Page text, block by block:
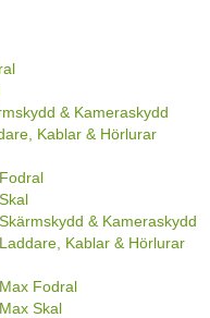
& Kameraskydd
Kablar & Hörlurar
& Kameraskydd
Kablar & Hörlurar
Fodral
Skal